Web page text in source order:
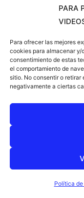
PARA
Para ofrecer las mejores
cookies para almacenar y/
consentimiento de estas
el comportamiento de
sitio. No consentir o
negativamente a ciertas
Política
Si ya tienes
contar
buena